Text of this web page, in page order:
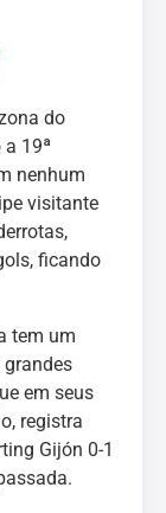
do
19ª
nenhum
visitante
ficando
tem um
em seus
registra
Gijón 0-1